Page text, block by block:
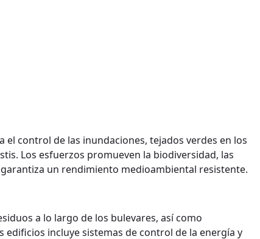
control de las inundaciones, tejados verdes en los
Los esfuerzos promueven la biodiversidad, las
un rendimiento medioambiental resistente.
a lo largo de los bulevares, así como
incluye sistemas de control de la energía y